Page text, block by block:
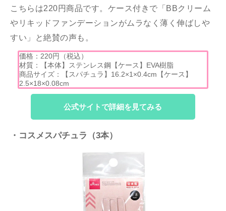
こちらは220円商品です。ケース付きで「BBクリーム
やリキッドファンデーションがムラなく薄く伸ばしや
すい」と絶賛の声も。
価格：220円（税込）
材質：【本体】ステンレス鋼【ケース】EVA樹脂
商品サイズ：【スパチュラ】16.2×1×0.4cm【ケース】
2.5×18×0.08cm
公式サイトで詳細を見てみる
・コスメスパチュラ（3本）